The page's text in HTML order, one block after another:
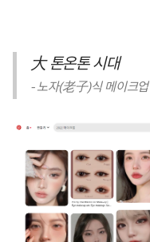
大 톤온톤 시대
- 노자(老子)식 메이크업